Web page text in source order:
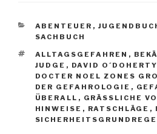
KATEGORIEN
ABENTEUER ,
SACHBUCH
SCHLAGWÖRTER
ALLTAGSGEFAHREN ,
JUDGE , DAVID O´DOHERTY
DOCTER NOEL ZONES
ER GEFAHROLOGIE
,
ÜBERALL , GRÄSSLICHE
HINWEISE , RATSCHLÄGE ,